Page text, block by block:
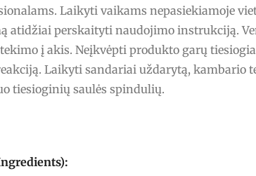
Laikyti vaikams nepasiekiamoje
atidžiai perskaityti naudojimo instrukciją.
į akis. Neįkvėpti produkto garų
Laikyti sandariai uždarytą, kambario
tiesioginių saulės spindulių.